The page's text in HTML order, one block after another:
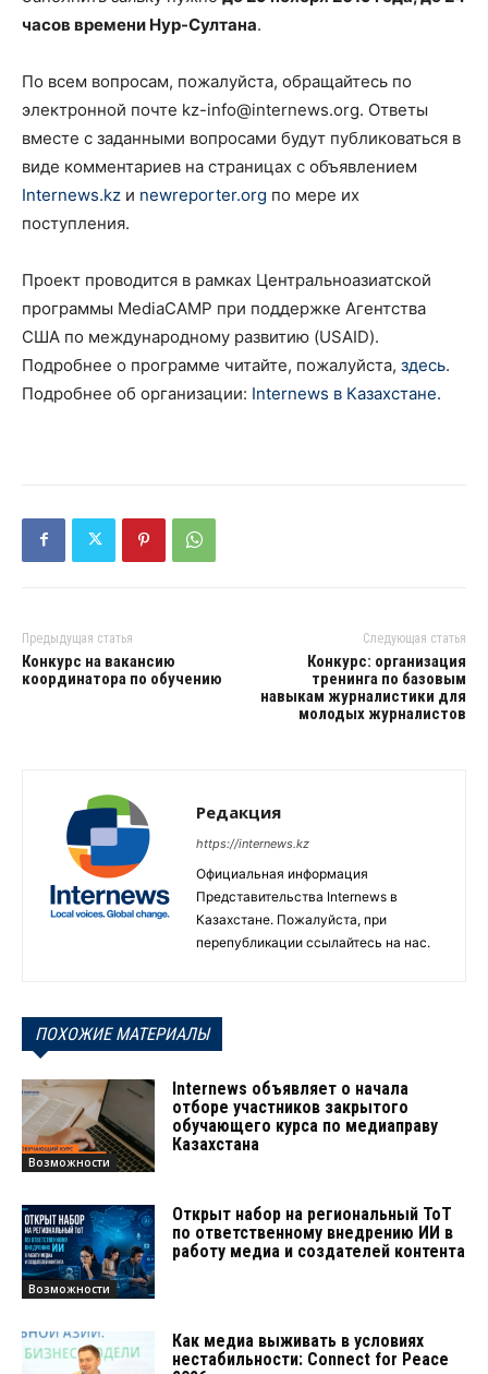
часов времени Нур-Султана.
По всем вопросам, пожалуйста, обращайтесь по
электронной почте kz-info@internews.org. Ответы
вместе c заданными вопросами будут публиковаться в
виде комментариев на страницах с объявлением
Internews.kz и newreporter.org по мере их
поступления.
Проект проводится в рамках Центральноазиатской
программы MediaCAMP при поддержке Агентства
США по международному развитию (USAID).
Подробнее о программе читайте, пожалуйста, здесь.
Подробнее об организации: Internews в Казахстане.
Предыдущая статья
Конкурс на вакансию
координатора по обучению
Следующая статья
Конкурс: организация
тренинга по базовым
навыкам журналистики для
молодых журналистов
Редакция
https://internews.kz
Официальная информация
Представительства Internews в
Казахстане. Пожалуйста, при
перепубликации ссылайтесь на нас.
ПОХОЖИЕ МАТЕРИАЛЫ
Возможности
Internews объявляет о начала
отборе участников закрытого
обучающего курса по медиаправу
Казахстана
Возможности
Открыт набор на региональный ТоТ
по ответственному внедрению ИИ в
работу медиа и создателей контента
Как медиа выживать в условиях
нестабильности: Connect for Peace